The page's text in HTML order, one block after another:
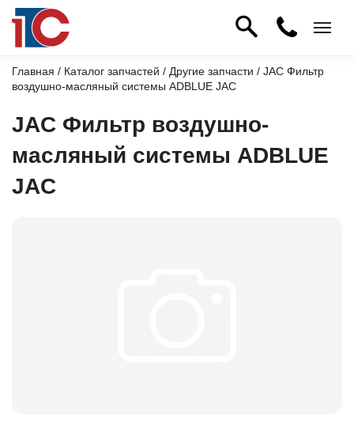
Главная / Каталог запчастей / Другие запчасти / JAC Фильтр
воздушно-масляный системы ADBLUE JAC
JAC Фильтр воздушно-
масляный системы ADBLUE
JAC